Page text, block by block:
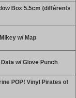
Box 5.5cm (différents
w/ Map
w/ Glove Punch
POP! Vinyl Pirates of